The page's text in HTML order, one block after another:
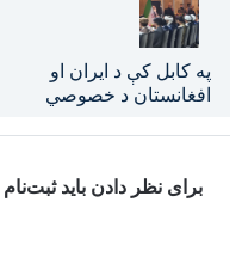
په کابل کې د ایران او
افغانستان د خصوصي
همکارۍ تړونونه لاسلیک
برای نظر دادن باید